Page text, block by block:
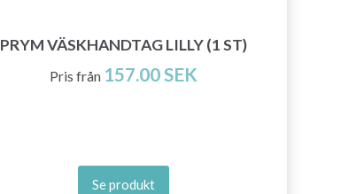
PRYM VÄSKHANDTAG LILLY (1 ST)
Pris från 157.00 SEK
Se produkt